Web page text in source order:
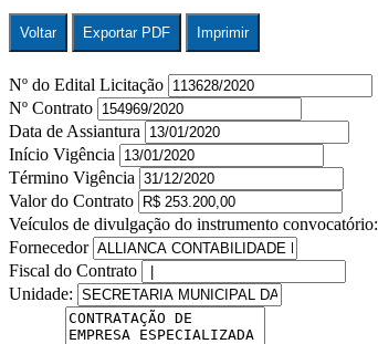
Voltar Exportar PDF Imprimir
Nº do Edital Licitação
Nº Contrato
Data de Assiantura
Início Vigência
Término Vigência
Valor do Contrato
Veículos de divulgação do instrumento convocatório:
Fornecedor
Fiscal do Contrato
Unidade: